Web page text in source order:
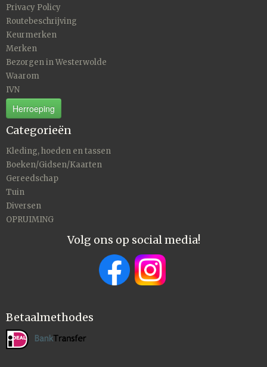
Privacy Policy
Routebeschrijving
Keurmerken
Merken
Bezorgen in Westerwolde
Waarom
IVN
Herroeping
Categorieën
Kleding, hoeden en tassen
Boeken/Gidsen/Kaarten
Gereedschap
Tuin
Diversen
OPRUIMING
Volg ons op social media!
Betaalmethodes